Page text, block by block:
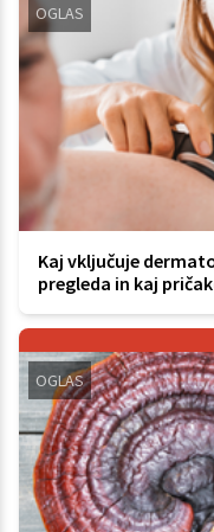
OGLAS
Kaj vključuje
pregleda in kaj
OGLAS